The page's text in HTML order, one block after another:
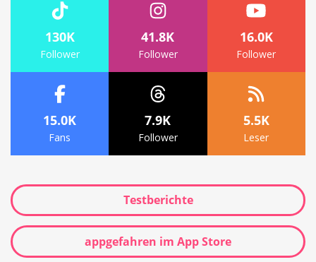
130K
Follower
41.8K
Follower
16.0K
Follower
15.0K
Fans
7.9K
Follower
5.5K
Leser
Testberichte
appgefahren im App Store